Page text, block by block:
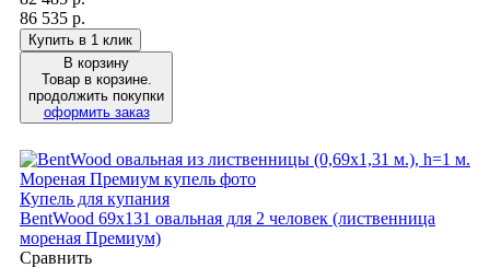
86 535 р.
Купить в 1 клик
В корзину
Товар в корзине.
продолжить покупки
оформить заказ
Купель для купания
BentWood 69х131 овальная для 2 человек (лиственница
мореная Премиум)
Сравнить